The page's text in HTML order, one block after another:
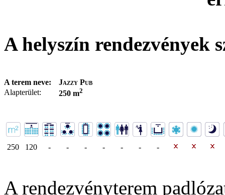
A helyszín rendezvények
A terem neve:
Jazzy Pub
Alapterület:
250 m2
250 120 - - - - - - -
A rendezvényterem